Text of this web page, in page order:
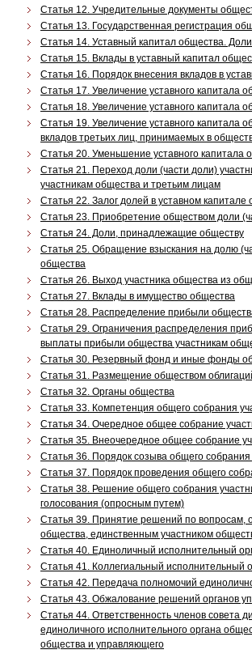
Статья 12. Учредительные документы
Статья 13. Государственная регистрация
Статья 14. Уставный капитал общества.
Статья 15. Вклады в уставный капитал
Статья 16. Порядок внесения вкладов в
Статья 17. Увеличение уставного капитала
Статья 18. Увеличение уставного капитала
Статья 19. Увеличение уставного капитала
вкладов третьих лиц, принимаемых в
Статья 20. Уменьшение уставного капитала
Статья 21. Переход доли (части доли)
участникам общества и третьим лицам
Статья 22. Залог долей в уставном капитале
Статья 23. Приобретение обществом доли
Статья 24. Доли, принадлежащие обществу
Статья 25. Обращение взыскания на долю
общества
Статья 26. Выход участника общества из
Статья 27. Вклады в имущество общества
Статья 28. Распределение прибыли
Статья 29. Ограничения распределения
выплаты прибыли общества участникам
Статья 30. Резервный фонд и иные фонды
Статья 31. Размещение обществом
Статья 32. Органы общества
Статья 33. Компетенция общего собрания
Статья 34. Очередное общее собрание
Статья 35. Внеочередное общее собрание
Статья 36. Порядок созыва общего собрания
Статья 37. Порядок проведения общего
Статья 38. Решение общего собрания
голосования (опросным путем)
Статья 39. Принятие решений по вопросам,
общества, единственным участником
Статья 40. Единоличный исполнительный
Статья 41. Коллегиальный исполнительный
Статья 42. Передача полномочий
Статья 43. Обжалование решений органов
Статья 44. Ответственность членов совета
единоличного исполнительного органа
общества и управляющего